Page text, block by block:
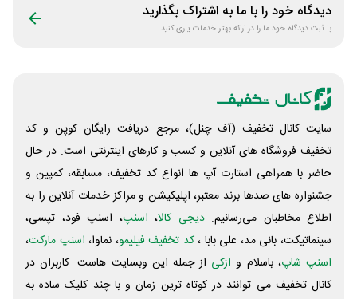
دیدگاه خود را با ما به اشتراک بگذارید
با ثبت دیدگاه خود ما را در ارائه بهتر خدمات یاری کنید
سایت کانال تخفیف (آف چنل)، مرجع دریافت رایگان کوپن و کد
تخفیف فروشگاه های آنلاین و کسب و‌ کارهای اینترنتی است. در حال
حاضر با همراهی استارت آپ ها انواع کد تخفیف، مسابقه، کمپین و
جشنواره های صدها برند معتبر، اپلیکیشن و مراکز خدمات آنلاین را به
اطلاع مخاطبان می‌رسانیم. دیجی کالا، اسنپ، اسنپ فود، تپسی،
سینماتیکت، بانی مد، علی‌ بابا ،کد تخفیف فیلیمو، نماوا، اسنپ مارکت،
اسنپ شاپ، باسلام و ازکی از جمله این وبسایت ‌هاست. کاربران در
کانال تخفیف می توانند در کوتاه ترین زمان و با چند کلیک ساده به